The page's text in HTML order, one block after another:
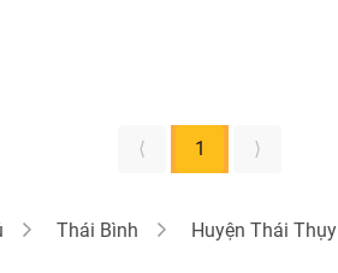
⟨ 1 ⟩
Thái Bình Huyện Thái Thụy